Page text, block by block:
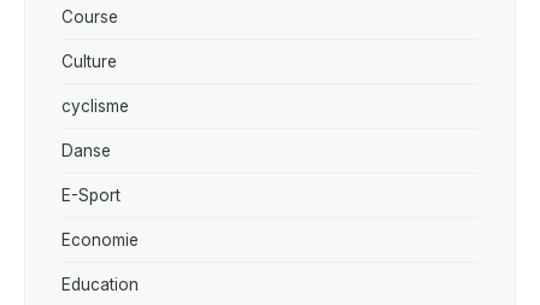
Course
Culture
cyclisme
Danse
E-Sport
Economie
Education